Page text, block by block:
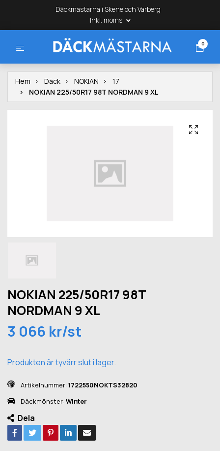
Däckmästarna i Skene och Varberg
Inkl. moms
0
Hem Däck NOKIAN
17
NOKIAN 225/50R17 98T NORDMAN 9 XL
NOKIAN 225/50R17 98T
NORDMAN 9 XL
3 066 kr/st
Produkten är tyvärr slut i lager.
Artikelnummer: 1722550NOKTS32820
Däckmönster: Winter
Dela